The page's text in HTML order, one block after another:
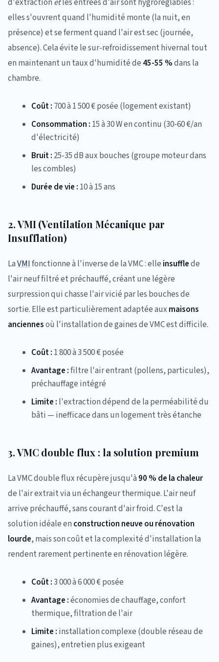
d'extraction etles entrées d'air sont hygroréglables :
elles s'ouvrent quand l'humidité monte (la nuit, en
présence) et se ferment quand l'air est sec (journée,
absence). Cela évite le sur-refroidissement hivernal tout
en maintenant un taux d'humidité de 45-55 %dans la
chambre.
Coût : 700 à 1 500 € posée (logement existant)
Consommation : 15 à 30 W en continu (30-60 €/an
d'électricité)
Bruit : 25-35 dB aux bouches (groupe moteur dans
les combles)
Durée de vie : 10 à 15 ans
2. VMI (Ventilation Mécanique par
Insufflation)
LaVMIfonctionne à l'inverse de la VMC : elle insufflede
l'air neuf filtré et préchauffé, créant une légère
surpression qui chasse l'air vicié par les bouches de
sortie. Elle est particulièrement adaptée aux maisons
anciennesoù l'installation de gaines de VMC est difficile.
Coût : 1 800 à 3 500 € posée
Avantage :filtre l'air entrant (pollens, particules),
préchauffage intégré
Limite : l'extraction dépend de la perméabilité du
bâti — inefficace dans un logement très étanche
3. VMC double flux : la solution premium
La VMC double flux récupère jusqu'à 90 % de la chaleur
de l'air extrait via un échangeur thermique. L'air neuf
arrive préchauffé, sans courant d'air froid. C'est la
solution idéale en construction neuve ou rénovation
lourde, mais son coût et la complexité d'installation la
rendent rarement pertinente en rénovation légère.
Coût :3 000 à 6 000 € posée
Avantage :économies de chauffage, confort
thermique, filtration de l'air
Limite : installation complexe (double réseau de
gaines), entretien plus exigeant